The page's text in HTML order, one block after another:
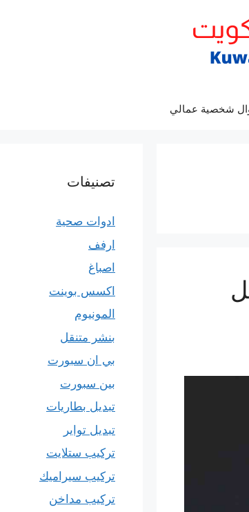
شخصية عمالي
افضل
تصنيفات
ادوات صحية
ارفف
اصباغ
اكسس بوينت
المونيوم
بنشر متنقل
بي ان سبورت
بين سبورت
تبديل بطاريات
تبديل تواير
تركيب ستلايت
تركيب سيراميك
تركيب مداخن